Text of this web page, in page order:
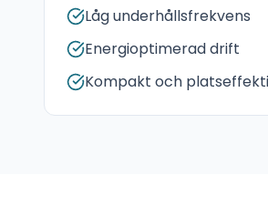
Låg underhållsfrekvens
Energioptimerad drift
Kompakt och